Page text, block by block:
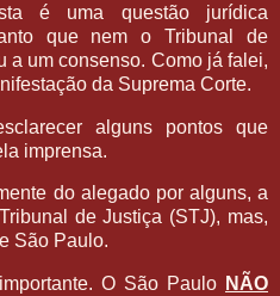
é uma questão jurídica
que nem o Tribunal de
a um consenso. Como já falei,
da Suprema Corte.
alguns pontos que
imprensa.
do alegado por alguns, a
de Justiça (STJ), mas,
São Paulo.
O São Paulo NÃO